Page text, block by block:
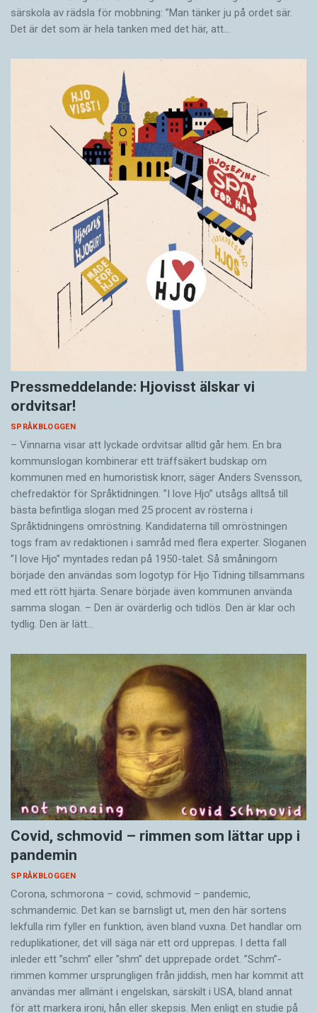
särskola av rädsla för mobbning: ”Man tänker ju på ordet sär.
Det är det som är hela tanken med det här, att…
Pressmeddelande: Hjovisst älskar vi
ordvitsar!
SPRÅKBLOGGEN
– Vinnarna visar att lyckade ordvitsar alltid går hem. En bra
kommunslogan kombinerar ett träffsäkert budskap om
kommunen med en humoristisk knorr, säger Anders Svensson,
chefredaktör för Språktidningen. ”I love Hjo” utsågs alltså till
bästa befintliga slogan med 25 procent av rösterna i
Språktidningens omröstning. Kandidaterna till omröstningen
togs fram av redaktionen i samråd med flera experter. Sloganen
”I love Hjo” myntades redan på 1950-talet. Så småningom
började den användas som logotyp för Hjo Tidning tillsammans
med ett rött hjärta. Senare började även kommunen använda
samma slogan. – Den är ovärderlig och tidlös. Den är klar och
tydlig. Den är lätt…
Covid, schmovid – rimmen som lättar upp i
pandemin
SPRÅKBLOGGEN
Corona, schmorona – covid, schmovid – pandemic,
schmandemic. Det kan se barnsligt ut, men den här sortens
lekfulla rim fyller en funktion, även bland vuxna. Det handlar om
reduplikationer, det vill säga när ett ord upprepas. I detta fall
inleder ett ”schm” eller ”shm” det upprepade ordet. ”Schm”-
rimmen kommer ursprungligen från jiddish, men har kommit att
användas mer allmänt i engelskan, särskilt i USA, bland annat
för att markera ironi, hån eller skepsis. Men enligt en studie på